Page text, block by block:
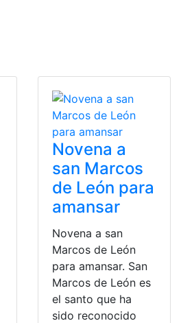
Novena a
san Marcos
de León para
amansar
Novena a san
Marcos de León
para amansar. San
Marcos de León es
el santo que ha
sido reconocido